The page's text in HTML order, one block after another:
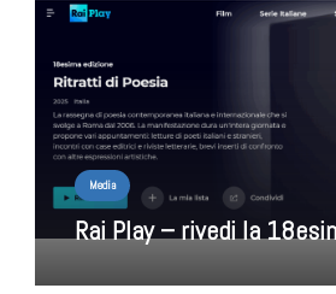
Media
Rai Play – rivedi la